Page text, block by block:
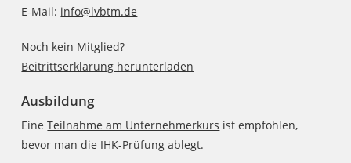
E-Mail: info@lvbtm.de
Noch kein Mitglied?
Beitrittserklärung herunterladen
Ausbildung
EineTeilnahme am Unternehmerkurs ist empfohlen,
bevor man die IHK-Prüfung ablegt.